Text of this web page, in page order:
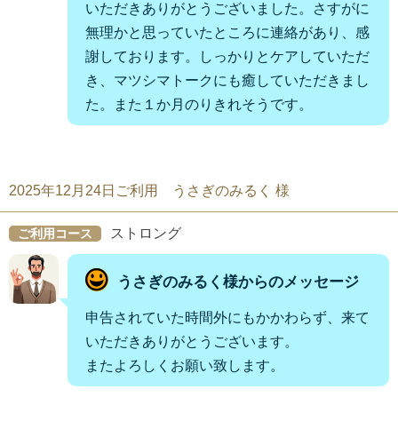
いただきありがとうございました。さすがに
無理かと思っていたところに連絡があり、感
謝しております。しっかりとケアしていただ
き、マツシマトークにも癒していただきまし
た。また１か月のりきれそうです。
2025年12月24日ご利用 うさぎのみるく 様
ご利用コース ストロング
うさぎのみるく様からのメッセージ
申告されていた時間外にもかかわらず、来て
いただきありがとうございます。
またよろしくお願い致します。